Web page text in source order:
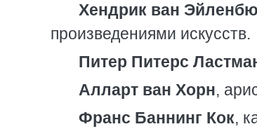
Хендрик ван
произведениями искусств.
Питер Питерс
Алларт ван Хорн,
Франс Баннинг Кок,